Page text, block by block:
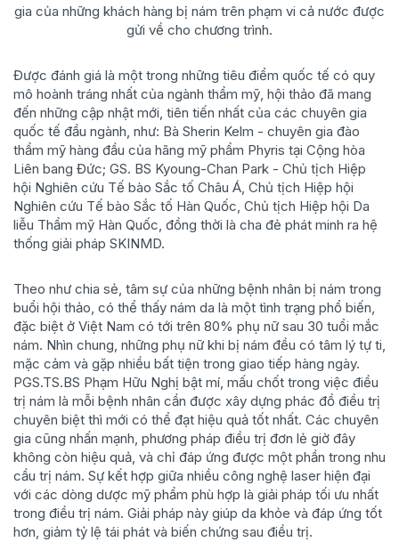
gia của những khách hàng bị nám trên phạm vi cả nước được
gửi về cho chương trình.
Được đánh giá là một trong những tiêu điểm quốc tế có quy
mô hoành tráng nhất của ngành thẩm mỹ, hội thảo đã mang
đến những cập nhật mới, tiên tiến nhất của các chuyên gia
quốc tế đầu ngành, như: Bà Sherin Kelm - chuyên gia đào
thẩm mỹ hàng đầu của hãng mỹ phẩm Phyris tại Cộng hòa
Liên bang Đức; GS. BS Kyoung-Chan Park - Chủ tịch Hiệp
hội Nghiên cứu Tế bào Sắc tố Châu Á, Chủ tịch Hiệp hội
Nghiên cứu Tế bào Sắc tố Hàn Quốc, Chủ tịch Hiệp hội Da
liễu Thẩm mỹ Hàn Quốc, đồng thời là cha đẻ phát minh ra hệ
thống giải pháp SKINMD.
Theo như chia sẻ, tâm sự của những bệnh nhân bị nám trong
buổi hội thảo, có thể thấy nám da là một tình trạng phổ biến,
đặc biệt ở Việt Nam có tới trên 80% phụ nữ sau 30 tuổi mắc
nám. Nhìn chung, những phụ nữ khi bị nám đều có tâm lý tự ti,
mặc cảm và gặp nhiều bất tiện trong giao tiếp hàng ngày.
PGS.TS.BS Phạm Hữu Nghị bật mí, mấu chốt trong việc điều
trị nám là mỗi bệnh nhân cần được xây dựng phác đồ điều trị
chuyên biệt thì mới có thể đạt hiệu quả tốt nhất. Các chuyên
gia cũng nhấn mạnh, phương pháp điều trị đơn lẻ giờ đây
không còn hiệu quả, và chỉ đáp ứng được một phần trong nhu
cầu trị nám. Sự kết hợp giữa nhiều công nghệ laser hiện đại
với các dòng dược mỹ phẩm phù hợp là giải pháp tối ưu nhất
trong điều trị nám. Giải pháp này giúp da khỏe và đáp ứng tốt
hơn, giảm tỷ lệ tái phát và biến chứng sau điều trị.